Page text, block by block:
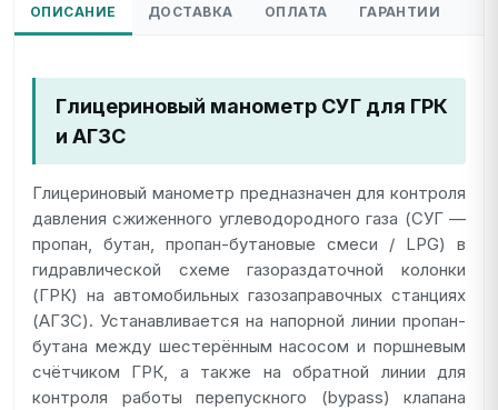
ОПИСАНИЕ ДОСТАВКА ОПЛАТА ГАРАНТИИ
Глицериновый манометр СУГ для ГРК
и АГЗС
Глицериновый манометр предназначен для контроля
давления сжиженного углеводородного газа (СУГ —
пропан, бутан, пропан-бутановые смеси / LPG) в
гидравлической схеме газораздаточной колонки
(ГРК) на автомобильных газозаправочных станциях
(АГЗС). Устанавливается на напорной линии пропан-
бутана между шестерённым насосом и поршневым
счётчиком ГРК, а также на обратной линии для
контроля работы перепускного (bypass) клапана